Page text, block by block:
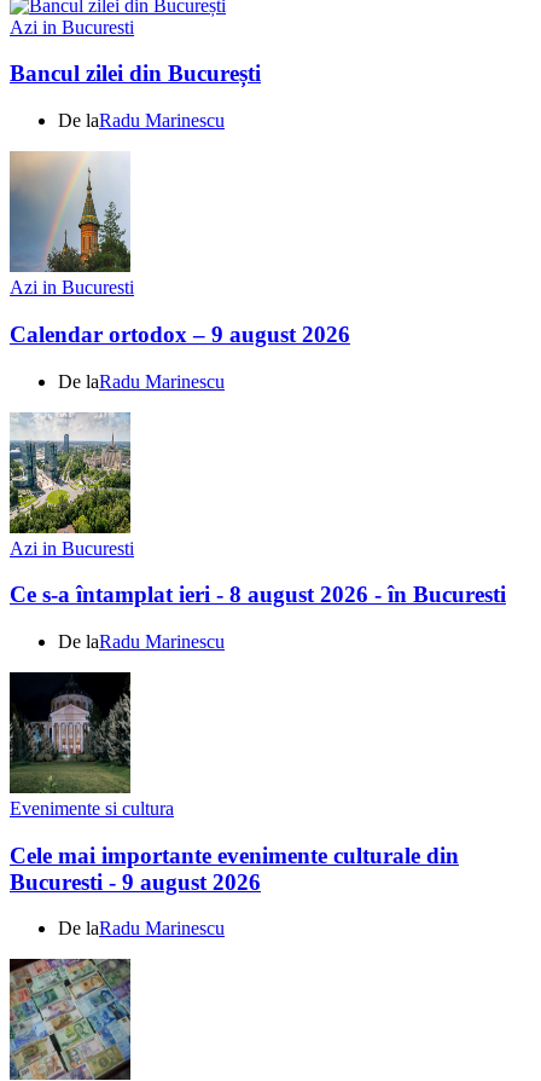
Azi in Bucuresti
Bancul zilei din București
De laRadu Marinescu
Azi in Bucuresti
Calendar ortodox – 9 august 2026
De laRadu Marinescu
Azi in Bucuresti
Ce s-a întamplat ieri - 8 august 2026 - în Bucuresti
De laRadu Marinescu
Evenimente si cultura
Cele mai importante evenimente culturale din
Bucuresti - 9 august 2026
De laRadu Marinescu